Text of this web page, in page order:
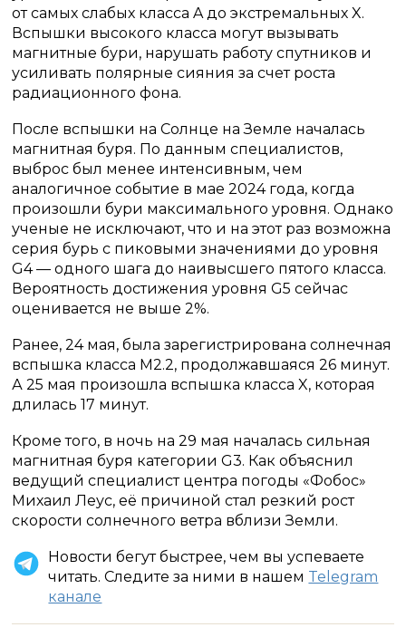
от самых слабых класса A до экстремальных X.
Вспышки высокого класса могут вызывать
магнитные бури, нарушать работу спутников и
усиливать полярные сияния за счет роста
радиационного фона.
После вспышки на Солнце на Земле началась
магнитная буря. По данным специалистов,
выброс был менее интенсивным, чем
аналогичное событие в мае 2024 года, когда
произошли бури максимального уровня. Однако
ученые не исключают, что и на этот раз возможна
серия бурь с пиковыми значениями до уровня
G4 — одного шага до наивысшего пятого класса.
Вероятность достижения уровня G5 сейчас
оценивается не выше 2%.
Ранее, 24 мая, была зарегистрирована солнечная
вспышка класса M2.2, продолжавшаяся 26 минут.
А 25 мая произошла вспышка класса X, которая
длилась 17 минут.
Кроме того, в ночь на 29 мая началась сильная
магнитная буря категории G3. Как объяснил
ведущий специалист центра погоды «Фобос»
Михаил Леус, её причиной стал резкий рост
скорости солнечного ветра вблизи Земли.
Новости бегут быстрее, чем вы успеваете
читать. Следите за ними в нашем Telegram
канале